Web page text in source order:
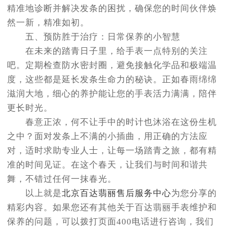
精准地诊断并解决发条的困扰，确保您的时间伙伴焕
然一新，精准如初。
五、预防胜于治疗：日常保养的小智慧
在未来的踏青日子里，给手表一点特别的关注
吧。定期检查防水密封圈，避免接触化学品和极端温
度，这些都是延长发条生命力的秘诀。正如春雨绵绵
滋润大地，细心的养护能让您的手表活力满满，陪伴
更长时光。
春意正浓，何不让手中的时计也沐浴在这份生机
之中？面对发条上不满的小插曲，用正确的方法应
对，适时求助专业人士，让每一场踏青之旅，都有精
准的时间见证。在这个春天，让我们与时间和谐共
舞，不错过任何一抹春光。
以上就是北京百达翡丽售后服务中心为您分享的
精彩内容。如果您还有其他关于百达翡丽手表维护和
保养的问题，可以拨打页面400电话进行咨询，我们